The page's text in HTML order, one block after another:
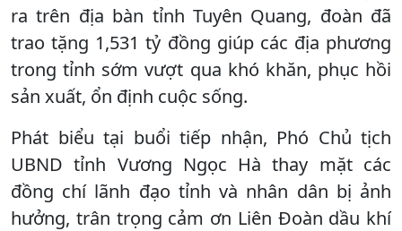
ra trên địa bàn tỉnh Tuyên Quang, đoàn đã
trao tặng 1,531 tỷ đồng giúp các địa phương
trong tỉnh sớm vượt qua khó khăn, phục hồi
sản xuất, ổn định cuộc sống.
Phát biểu tại buổi tiếp nhận, Phó Chủ tịch
UBND tỉnh Vương Ngọc Hà thay mặt các
đồng chí lãnh đạo tỉnh và nhân dân bị ảnh
hưởng, trân trọng cảm ơn Liên Đoàn dầu khí